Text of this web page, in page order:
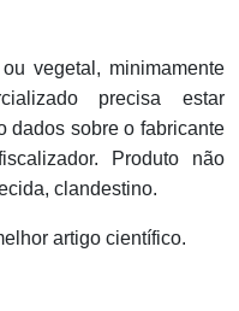
vegetal, minimamente
precisa estar
dados sobre o fabricante
Produto não
clandestino.
artigo científico.